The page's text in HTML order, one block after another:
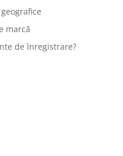
marcă
de înregistrare?